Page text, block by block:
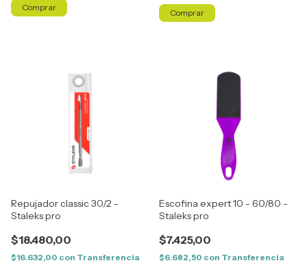
Repujador classic 30/2 -
Staleks pro
$18.480,00
$16.632,00 con Transferencia
Escofina expert 10 - 60/80 -
Staleks pro
$7.425,00
$6.682,50 con Transferencia